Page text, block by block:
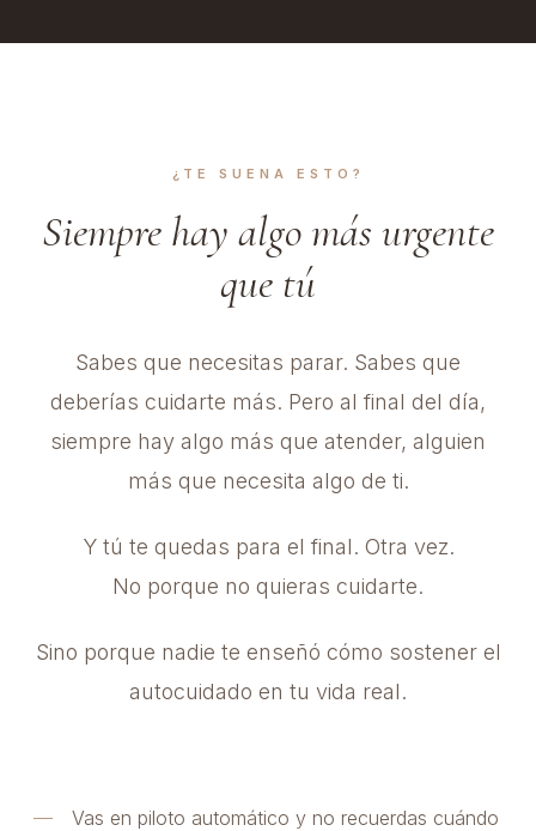
¿TE SUENA ESTO?
Siempre hay algo más urgente
que tú
Sabes que necesitas parar. Sabes que
deberías cuidarte más. Pero al final del día,
siempre hay algo más que atender, alguien
más que necesita algo de ti.
Y tú te quedas para el final. Otra vez.
No porque no quieras cuidarte.
Sino porque nadie te enseñó cómo sostener el
autocuidado en tu vida real.
Vas en piloto automático y no recuerdas cuándo
Políticas de Privacidad